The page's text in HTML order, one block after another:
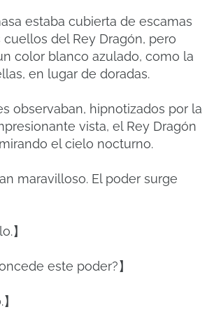
estaba cubierta de escamas
del Rey Dragón, pero
color blanco azulado, como la
en lugar de doradas.
observaban, hipnotizados por la
vista, el Rey Dragón
el cielo nocturno.
maravilloso. El poder surge
】
este poder?】